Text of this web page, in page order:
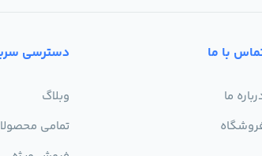
با ما
ما
دسترسی
وبلاگ
تمامی